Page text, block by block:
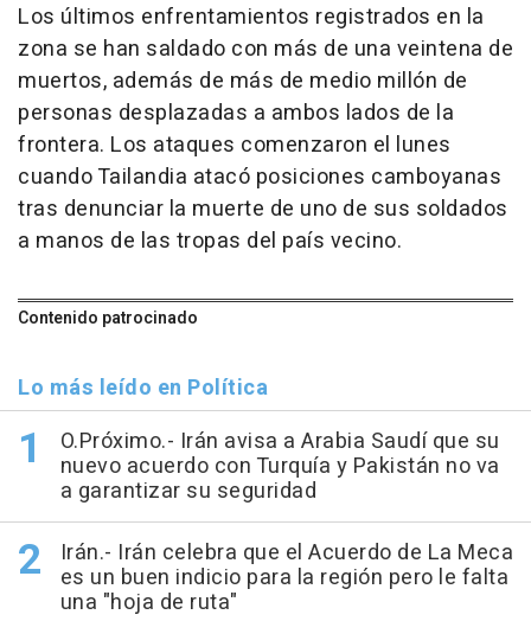
Los últimos enfrentamientos registrados en la
zona se han saldado con más de una veintena de
muertos, además de más de medio millón de
personas desplazadas a ambos lados de la
frontera. Los ataques comenzaron el lunes
cuando Tailandia atacó posiciones camboyanas
tras denunciar la muerte de uno de sus soldados
a manos de las tropas del país vecino.
Contenido patrocinado
Lo más leído en Política
O.Próximo.- Irán avisa a Arabia Saudí que su
nuevo acuerdo con Turquía y Pakistán no va
a garantizar su seguridad
Irán.- Irán celebra que el Acuerdo de La Meca
es un buen indicio para la región pero le falta
una "hoja de ruta"